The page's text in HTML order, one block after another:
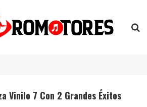
Vinilo 7 Con 2 Grandes Éxitos